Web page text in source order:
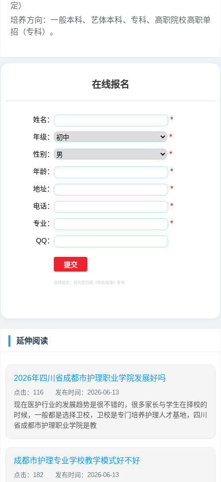
定）
培养方向：一般本科、艺体本科、专科、高职院校高职单
招（专科）。
在线报名
姓名： *
年级： *
性别： *
年龄： *
地址： *
电话： *
专业： *
QQ：
选择提交，视为您同意 《隐私保障》 条例
延伸阅读
2026年四川省成都市护理职业学院发展好吗
点击：116 发布时间：2026-06-13
现在医护行业的发展趋势是很不错的，很多家长与学生在择校的
时候，一般都是选择卫校，卫校是专门培养护理人才基地，四川
省成都市护理职业学院是教
成都市护理专业学校教学模式好不好
点击：182 发布时间：2026-06-13